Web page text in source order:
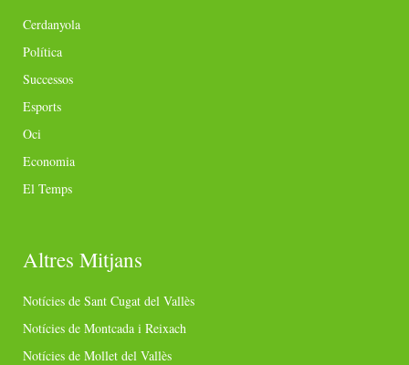
Cerdanyola
Política
Successos
Esports
Oci
Economia
El Temps
Altres Mitjans
Notícies de Sant Cugat del Vallès
Notícies de Montcada i Reixach
Notícies de Mollet del Vallès